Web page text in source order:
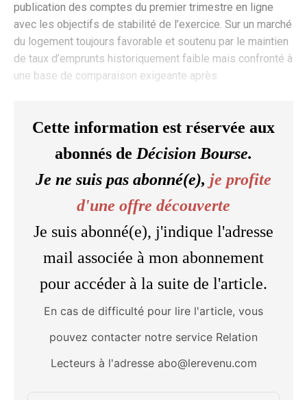
publication des comptes du premier trimestre en ligne
avec les objectifs de stabilité de l’exercice. Sur un marché
du logement toujours favorable et soutenu par le maintien
de taux d’emprunts historiquement faible mais confronté à
une base de comparaison exigeante après
Cette information est réservée aux
abonnés de Décision Bourse.
Je ne suis pas abonné(e), je profite
d'une offre découverte
Je suis abonné(e), j'indique l'adresse
mail associée à mon abonnement
pour accéder à la suite de l'article.
En cas de difficulté pour lire l'article, vous
pouvez contacter notre service Relation
Lecteurs à l'adresse abo@lerevenu.com